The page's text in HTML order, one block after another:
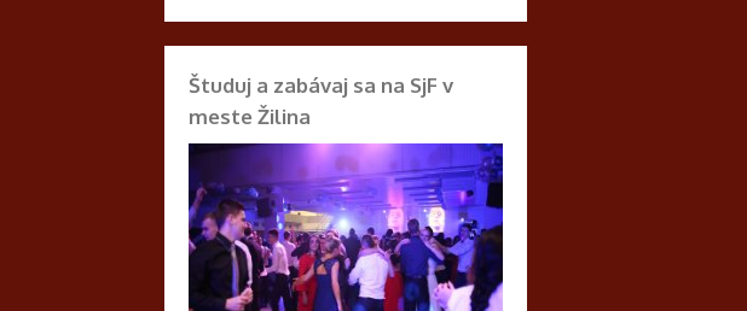
Študuj a zabávaj sa na SjF v
meste Žilina